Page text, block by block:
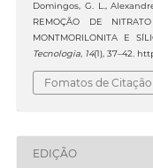
Domingos, G. L.,
REMOÇÃO DE
MONTMORILONITA E
Tecnologia, 14(1), 37–42.
Fomatos de Citação
EDIÇÃO